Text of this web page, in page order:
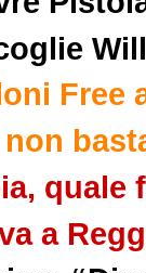
Free
quale
a